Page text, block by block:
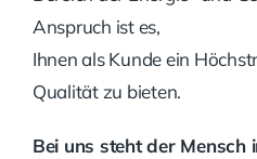
Anspruch ist es,
Ihnen als Kunde ein
Qualität zu bieten.
Bei uns steht der Mensch